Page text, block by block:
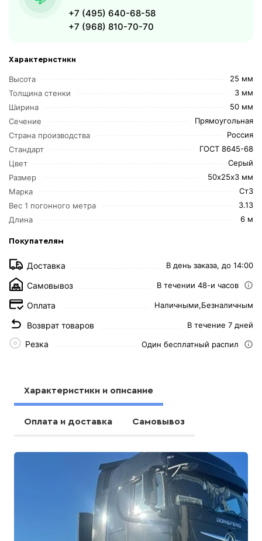
Характеристики
Высота
25 мм
Толщина стенки
3 мм
Ширина
50 мм
Сечение
Прямоугольная
Страна производства
Россия
Стандарт
ГОСТ 8645-68
Цвет
Серый
Размер
50х25х3 мм
Марка
Ст3
Вес 1 погонного метра
3.13
Длина
6 м
Покупателям
Доставка В день заказа, до 14:00
Самовывоз В течении 48-и часов
Оплата Наличными,Безналичным
Возврат товаров В течение 7 дней
Резка Один бесплатный распил
+7 (495) 640-68-58
+7 (968) 810-70-70
Характеристики и описание
Оплата и доставка Самовывоз